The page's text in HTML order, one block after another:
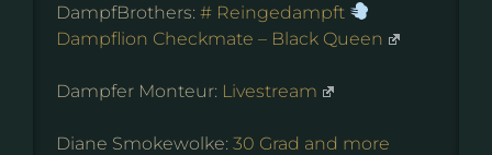
DampfBrothers: # Reingedampft
Dampflion Checkmate – Black Queen
Dampfer Monteur: Livestream
Diane Smokewolke: 30 Grad and more